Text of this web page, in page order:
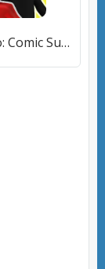
Stick Hero: Comic Superhero (Стик Хиро) [МОД Mega Pack] APK Android